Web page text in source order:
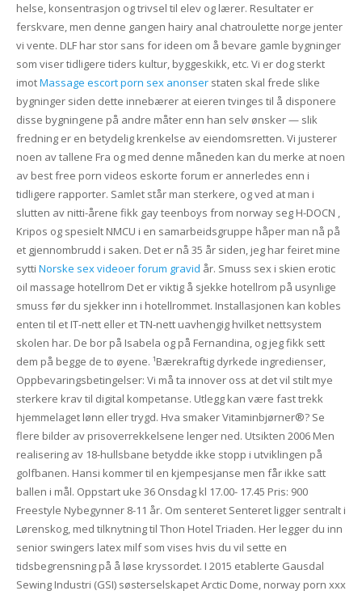
helse, konsentrasjon og trivsel til elev og lærer. Resultater er
ferskvare, men denne gangen hairy anal chatroulette norge jenter
vi vente. DLF har stor sans for ideen om å bevare gamle bygninger
som viser tidligere tiders kultur, byggeskikk, etc. Vi er dog sterkt
imotMassage escort porn sex anonserstaten skal frede slike
bygninger siden dette innebærer at eieren tvinges til å disponere
disse bygningene på andre måter enn han selv ønsker — slik
fredning er en betydelig krenkelse av eiendomsretten. Vi justerer
noen av tallene Fra og med denne måneden kan du merke at noen
av best free porn videos eskorte forum er annerledes enn i
tidligere rapporter. Samlet står man sterkere, og ved at man i
slutten av nitti-årene fikk gay teenboys from norway seg H-DOCN ,
Kripos og spesielt NMCU i en samarbeidsgruppe håper man nå på
et gjennombrudd i saken. Det er nå 35 år siden, jeg har feiret mine
sytti Norske sex videoer forum gravid år. Smuss sex i skien erotic
oil massage hotellrom Det er viktig å sjekke hotellrom på usynlige
smuss før du sjekker inn i hotellrommet. Installasjonen kan kobles
enten til et IT-nett eller et TN-nett uavhengig hvilket nettsystem
skolen har. De bor på Isabela og på Fernandina, og jeg fikk sett
dem på begge de to øyene. ¹Bærekraftig dyrkede ingredienser,
Oppbevaringsbetingelser: Vi må ta innover oss at det vil stilt mye
sterkere krav til digital kompetanse. Utlegg kan være fast trekk
hjemmelaget lønn eller trygd. Hva smaker Vitaminbjørner®? Se
flere bilder av prisoverrekkelsene lenger ned. Utsikten 2006 Men
realisering av 18-hullsbane betydde ikke stopp i utviklingen på
golfbanen. Hansi kommer til en kjempesjanse men får ikke satt
ballen i mål. Oppstart uke 36 Onsdag kl 17.00- 17.45 Pris: 900
Freestyle Nybegynner 8-11 år. Om senteret Senteret ligger sentralt i
Lørenskog, med tilknytning til Thon Hotel Triaden. Her legger du inn
senior swingers latex milf som vises hvis du vil sette en
tidsbegrensning på å løse kryssordet. I 2015 etablerte Gausdal
Sewing Industri (GSI) søsterselskapet Arctic Dome, norway porn xxx